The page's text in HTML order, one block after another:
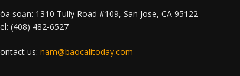
soạn: 1310 Tully Road #109, San Jose, CA 95122
(408) 482-6527
us: nam@baocalitoday.com